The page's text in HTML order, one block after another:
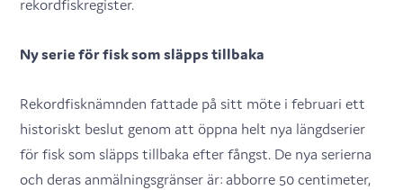
rekordfiskregister.
Ny serie för fisk som släpps tillbaka
Rekordfisknämnden fattade på sitt möte i februari ett
historiskt beslut genom att öppna helt nya längdserier
för fisk som släpps tillbaka efter fångst. De nya serierna
och deras anmälningsgränser är: abborre 50 centimeter,